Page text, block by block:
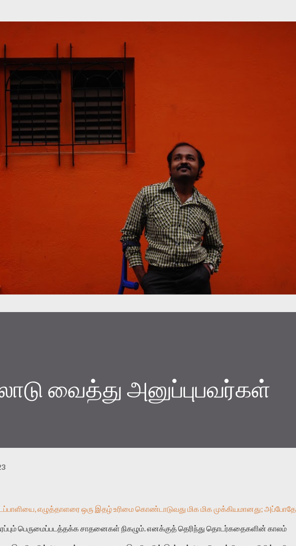
வைத்து அனுப்புபவர்கள்
எழுத்தாளரை ஒரு இதழ் உரிமை கொண்டாடுவது மிக மிக முக்கியமானது; அப்போதே
பெருமைப்படத்தக்க சாதனைகள் நிகழும். எனக்குத் தெரிந்து தொடர்கதைகளின் காலம்